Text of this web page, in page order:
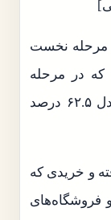
مرحله نخست
که در مرحله
نخست جمعیتی بالغ بر ۳۷ میلیون نفر معادل ۶۲.۵ درصد
و خریدی که
فروشگاه‌های